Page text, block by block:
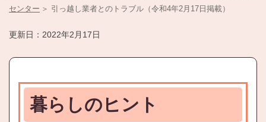
センター ＞ 引っ越し業者とのトラブル（令和4年2月17日掲載）
更新日：2022年2月17日
暮らしのヒント